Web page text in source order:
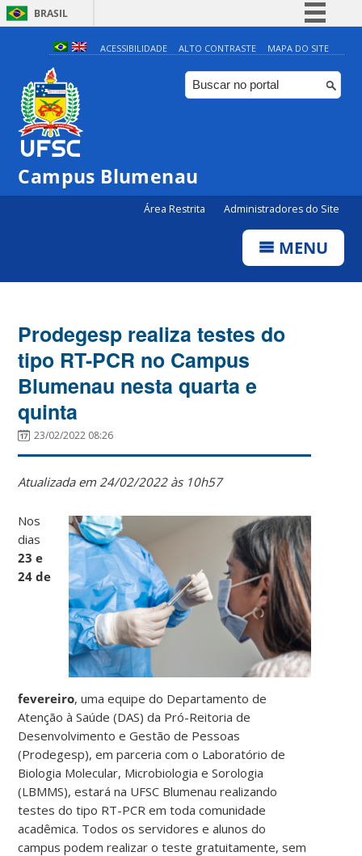
BRASIL
Simplifique!
Comunica BR
Participe
ACESSIBILIDADE ALTO CONTRASTE MAPA DO SITE
Campus Blumenau
Área Restrita Administradores do Site
MENU
Prodegesp realiza testes do
tipo RT-PCR no Campus
Blumenau nesta quarta e
quinta
23/02/2022 08:26
Atualizada em 24/02/2022 às 10h57
Nos
dias
23 e
24 de
fevereiro, uma equipe do Departamento de
Atenção à Saúde (DAS) da Pró-Reitoria de
Desenvolvimento e Gestão de Pessoas
(Prodegesp), em parceria com o Laboratório de
Biologia Molecular, Microbiologia e Sorologia
(LBMMS), estará na UFSC Blumenau realizando
testes do tipo RT-PCR em toda comunidade
acadêmica. Todos os servidores e alunos do
campus podem realizar o teste gratuitamente, sem